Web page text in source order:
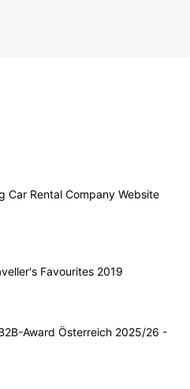
Car Rental Company Website
Favourites 2019
Award Österreich 2025/26 -